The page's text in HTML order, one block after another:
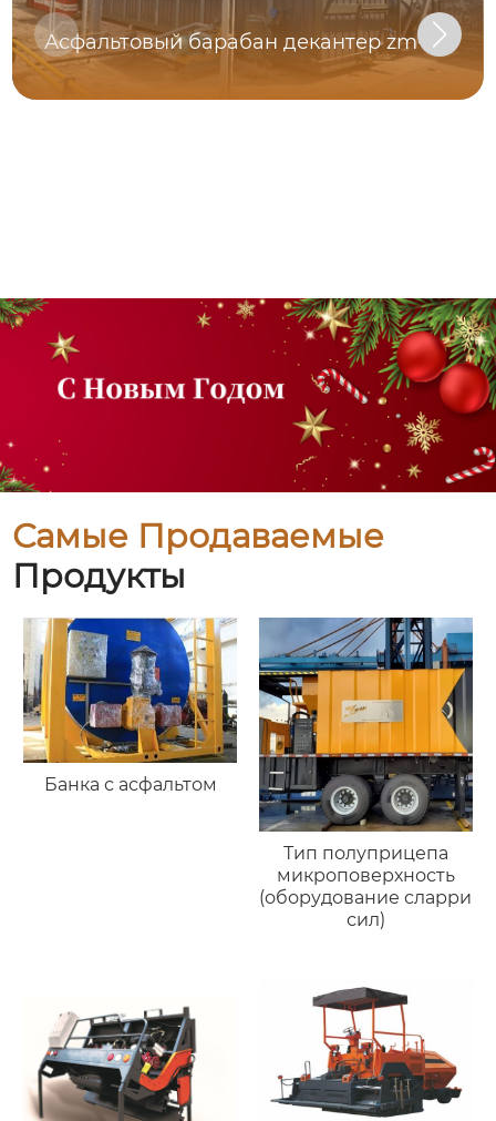
Асфальтовый барабан декантер zm-tt8
Самые Продаваемые
Продукты
Банка с асфальтом
Тип полуприцепа
микроповерхность
(оборудование сларри
сил)